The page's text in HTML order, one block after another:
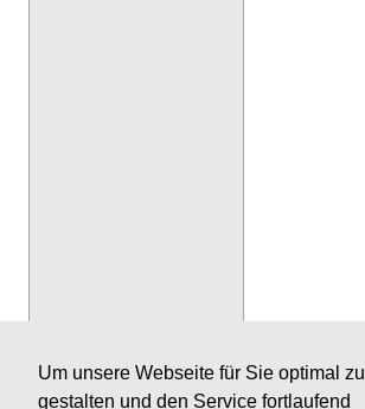
Um unsere Webseite für Sie optimal zu
gestalten und den Service fortlaufend